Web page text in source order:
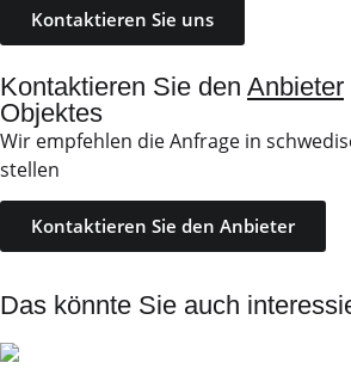
Kontaktieren Sie uns
Kontaktieren Sie den Anbieter
Objektes
Wir empfehlen die Anfrage in
stellen
Kontaktieren Sie den Anbieter
Das könnte Sie auch